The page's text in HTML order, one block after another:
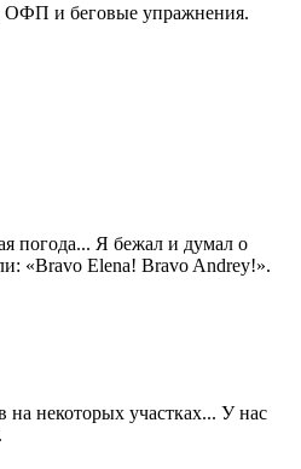
ОФП и беговые упражнения.
погода... Я бежал и думал о
«Bravo Elena! Bravo Andrey!».
на некоторых участках... У нас